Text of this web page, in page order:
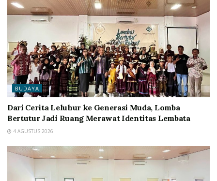
BUDAYA
Dari Cerita Leluhur ke Generasi Muda, Lomba
Bertutur Jadi Ruang Merawat Identitas Lembata
4 AGUSTUS 2026